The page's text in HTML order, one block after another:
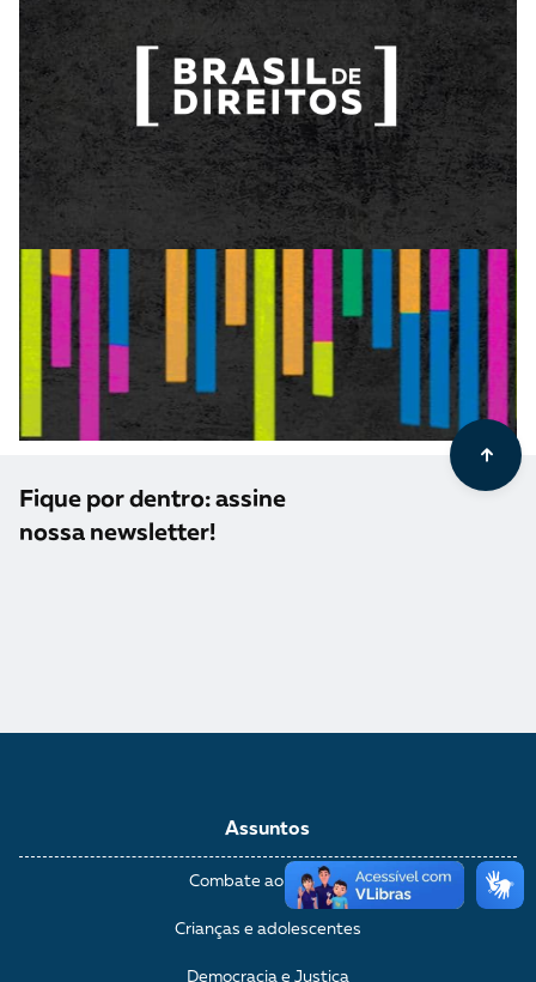
Fique por dentro: assine
nossa newsletter!
Assuntos
Combate ao racismo
Crianças e adolescentes
Democracia e Justiça